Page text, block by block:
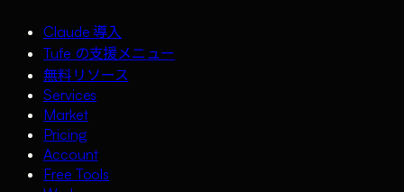
Claude 導入
Tufe の支援メニュー
無料リソース
Services
Market
Pricing
Account
Free Tools